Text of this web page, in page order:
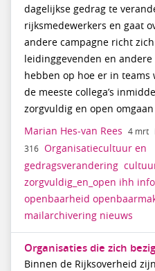
dagelijkse gedrag te
rijksmedewerkers en gaat
andere campagne richt
leidinggevenden en andere
hebben op hoe er in teams
de meeste collega’s
zorgvuldig en open
Marian Hes-van Rees 4 mrt
316 Organisatiecultuur en
gedragsverandering
zorgvuldig_en_open ihh
openbaarheid
mailarchivering nieuws
Organisaties die zich
Binnen de Rijksoverheid